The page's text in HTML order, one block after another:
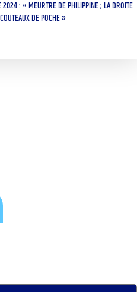
: « MEURTRE DE PHILIPPINE ; LA DROITE
DE POCHE »